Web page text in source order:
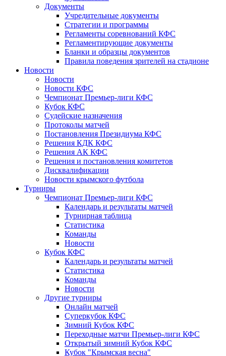
Документы
Учредительные документы
Стратегии и программы
Регламенты соревнований КФС
Регламентирующие документы
Бланки и образцы документов
Правила поведения зрителей на стадионе
Новости
Новости
Новости КФС
Чемпионат Премьер-лиги КФС
Кубок КФС
Судейские назначения
Протоколы матчей
Постановления Президиума КФС
Решения КДК КФС
Решения АК КФС
Решения и постановления комитетов
Дисквалификации
Новости крымского футбола
Турниры
Чемпионат Премьер-лиги КФС
Календарь и результаты матчей
Турнирная таблица
Статистика
Команды
Новости
Кубок КФС
Календарь и результаты матчей
Статистика
Команды
Новости
Другие турниры
Онлайн матчей
Суперкубок КФС
Зимний Кубок КФС
Переходные матчи Премьер-лиги КФС
Открытый зимний Кубок КФС
Кубок "Крымская весна"